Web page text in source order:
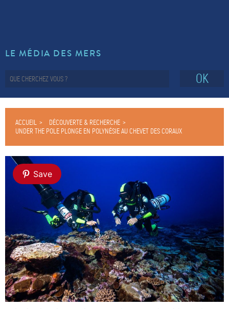
LE MÉDIA DES MERS
OK
ACCUEIL
DÉCOUVERTE & RECHERCHE
UNDER THE POLE PLONGE EN POLYNÉSIE AU CHEVET DES CORAUX
Save